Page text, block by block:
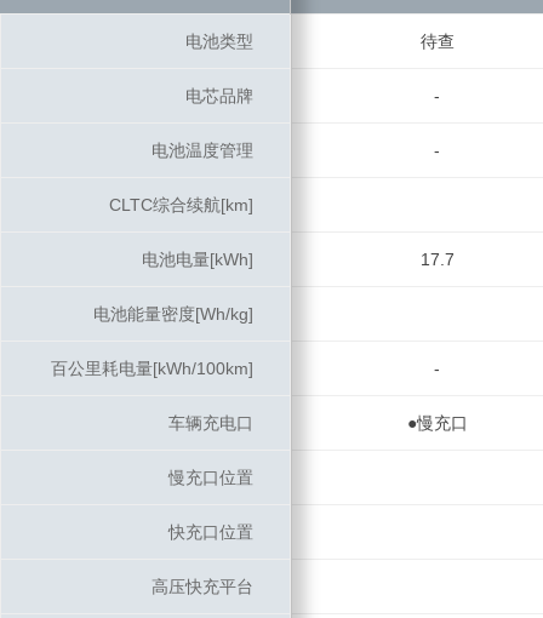
电池类型 待查
电芯品牌 -
电池温度管理 -
CLTC综合续航[km]
电池电量[kWh] 17.7
电池能量密度[Wh/kg]
百公里耗电量[kWh/100km] -
车辆充电口 ●慢充口
慢充口位置
快充口位置
高压快充平台
电池类型
电芯品牌
电池温度管理
CLTC综合续航[km]
电池电量[kWh]
电池能量密度[Wh/kg]
百公里耗电量[kWh/100km]
车辆充电口
慢充口位置
快充口位置
高压快充平台